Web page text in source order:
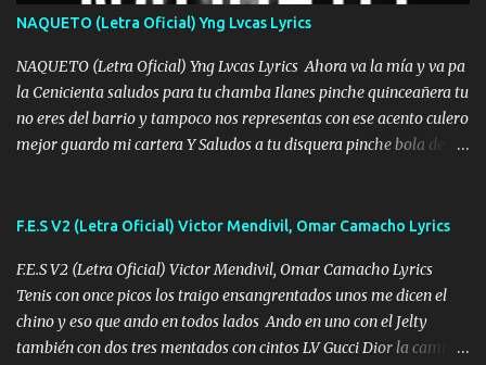
Bien Regido Por mis Normas . Aquí no Se Sufre de Ego vengo Desde
Abajo y me costó subir Fue Con Trabajo Y Esfuerzo, Nada es
Regalado Me Super Invertir A Mí lado Una Princesa que A pesar de
Todo Siempre a estado ahí . Hecho pa...
NAQUETO (Letra Oficial) Yng Lvcas Lyrics
NAQUETO (Letra Oficial) Yng Lvcas Lyrics Ahora va la mía y va pa
la Cenicienta saludos para tu chamba Ilanes pinche quinceañera tu
no eres del barrio y tampoco nos representas con ese acento culero
mejor guardo mi cartera Y Saludos a tu disquera pinche bola de
amarrados y tu escondido entre el miedo Que el chacal mas caro
timbo tú tu ropa y tus joyas están iguales a ti todas nacas todas
chafas baratas como TAfi Y un trofeo para Jiménez por dejarse
embarazar aunque aquí huele algo raro y es que tu no estas jamas
Muestras en las redes que solo ella y nada más pero yo me se otras
F.E.S V2 (Letra Oficial) Victor Mendivil, Omar Camacho Lyrics
F.E.S V2 (Letra Oficial) Victor Mendivil, Omar Camacho Lyrics
Tenis con once picos los traigo ensangrentados unos me dicen el
chino y eso que ando en todos lados Ando en uno con el Jelty
también con dos tres mentados con cintos LV Gucci Dior la camisa